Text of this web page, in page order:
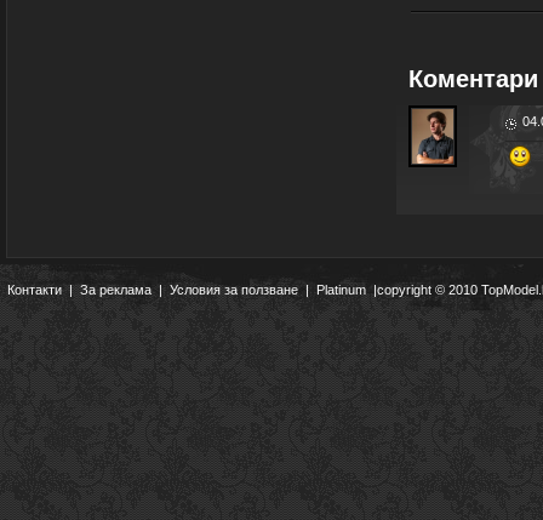
Коментари
Контакти|За реклама | Условия за ползване | Platinum |copyright © 2010